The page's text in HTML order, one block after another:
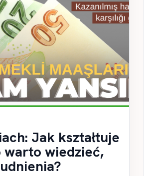
Jak kształtuje
wiedzieć,